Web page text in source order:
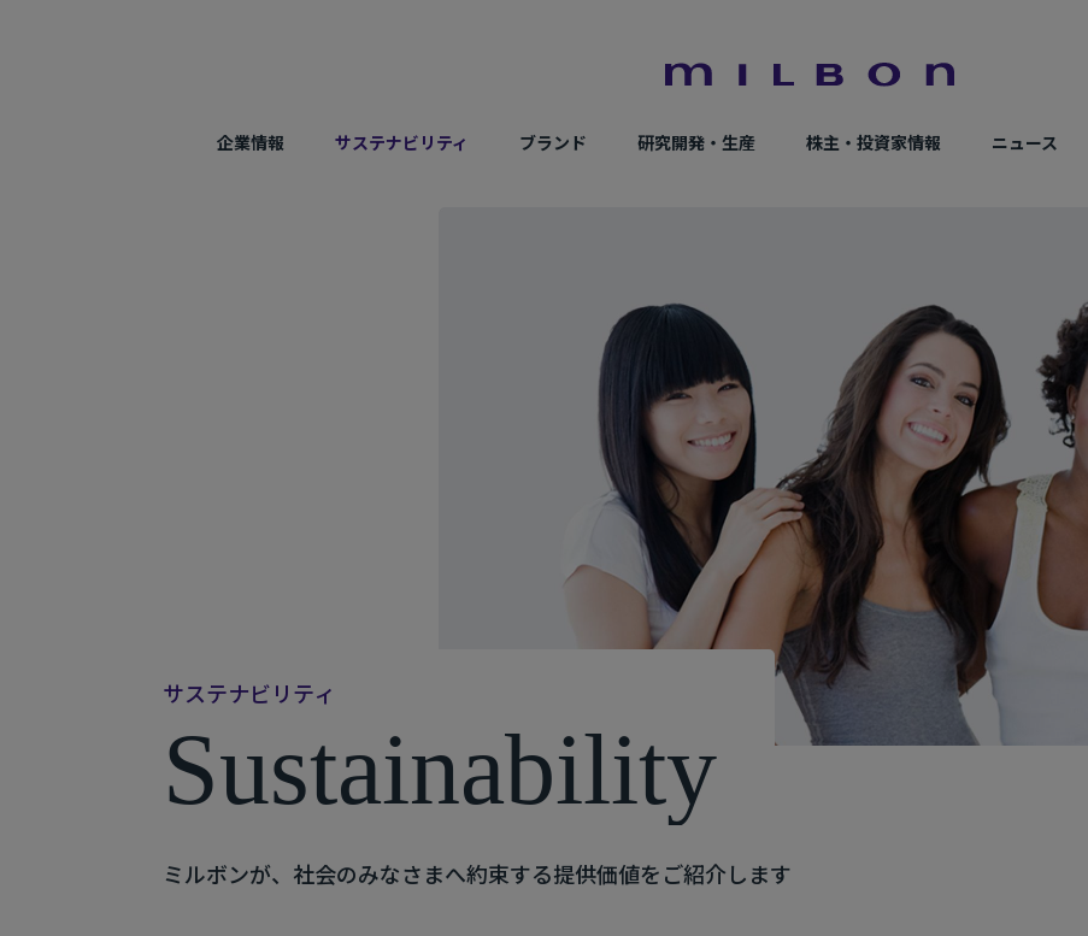
企業情報 サステナビリティ ブランド 研究開発・生産 株主・投資家情報 ニュース
サステナビリティ
Sustainability
ミルボンが、社会のみなさまへ約束する提供価値をご紹介します